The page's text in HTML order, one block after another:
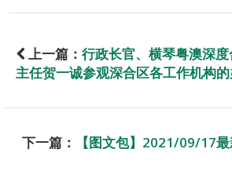
上一篇： 行政长官、横琴粤澳深
主任贺一诚参观深合区各工作机构的
下一篇：
【图文包】2021/09/17